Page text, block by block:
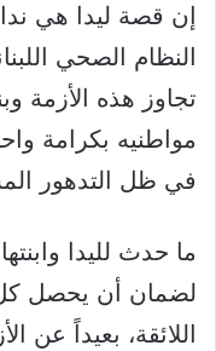
إن قصة ليدا هي
النظام الصحي
تجاوز هذه الأزمة
مواطنيه بكرامة
في ظل التدهور
ما حدث لليدا
لضمان أن يحصل
اللائقة، بعيداً عن